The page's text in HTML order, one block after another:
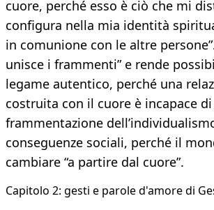
cuore, perché esso è ciò che mi
configura nella mia identità
in comunione con le altre
unisce i frammenti” e rende
legame autentico, perché una
costruita con il cuore è incapace
frammentazione
conseguenze sociali, perché il
cambiare “a partire dal cuore”.
Capitolo 2: ​gesti e parole d'amore di